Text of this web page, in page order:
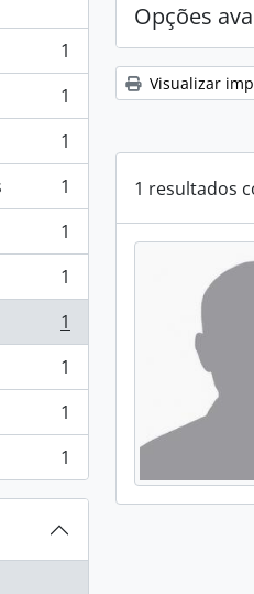
1
1
1
1
1
1
1
1
1
1
Opções
Visualizar
1 resultados